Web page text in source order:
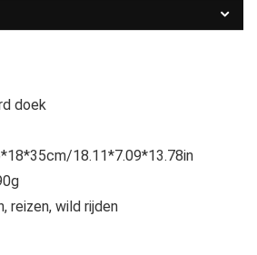
doek
18.11*7.09*13.78in
reizen, wild rijden